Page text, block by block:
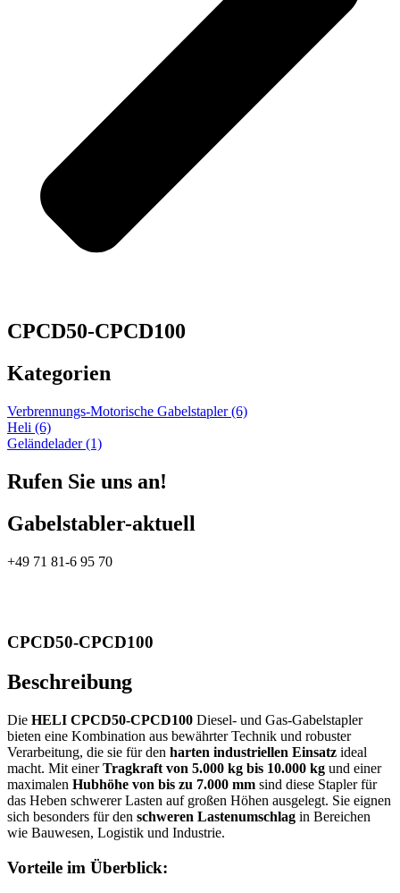
CPCD50-CPCD100
Kategorien
Verbrennungs-Motorische Gabelstapler(6)
Heli (6)
Geländelader(1)
Rufen Sie uns an!
Gabelstabler-aktuell
+49 71 81-6 95 70
CPCD50-CPCD100
Beschreibung
Die HELI CPCD50-CPCD100 Diesel- und Gas-Gabelstapler
bieten eine Kombination aus bewährter Technik und robuster
Verarbeitung, die sie für den harten industriellen Einsatz ideal
macht. Mit einerTragkraft von 5.000 kg bis 10.000 kg und einer
maximalen Hubhöhe von bis zu 7.000 mm sind diese Stapler für
das Heben schwerer Lasten auf großen Höhen ausgelegt. Sie eignen
sich besonders für den schweren Lastenumschlag in Bereichen
wie Bauwesen, Logistik und Industrie.
Vorteile im Überblick: